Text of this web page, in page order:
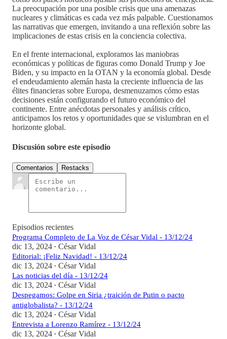
La preocupación por una posible crisis que una amenazas
nucleares y climáticas es cada vez más palpable. Cuestionamos
las narrativas que emergen, invitando a una reflexión sobre las
implicaciones de estas crisis en la conciencia colectiva.
En el frente internacional, exploramos las maniobras
económicas y políticas de figuras como Donald Trump y Joe
Biden, y su impacto en la OTAN y la economía global. Desde
el endeudamiento alemán hasta la creciente influencia de las
élites financieras sobre Europa, desmenuzamos cómo estas
decisiones están configurando el futuro económico del
continente. Entre anécdotas personales y análisis crítico,
anticipamos los retos y oportunidades que se vislumbran en el
horizonte global.
Discusión sobre este episodio
Comentarios Restacks
Episodios recientes
Programa Completo de La Voz de César Vidal - 13/12/24
dic 13, 2024 • César Vidal
Editorial: ¡Feliz Navidad! - 13/12/24
dic 13, 2024 • César Vidal
Las noticias del día - 13/12/24
dic 13, 2024 • César Vidal
Despegamos: Golpe en Siria ¿traición de Putin o pacto
antiglobalista? - 13/12/24
dic 13, 2024 • César Vidal
Entrevista a Lorenzo Ramírez - 13/12/24
dic 13, 2024 • César Vidal